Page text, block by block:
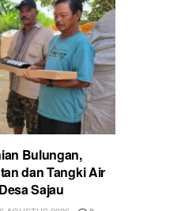
Bulungan,
dan Tangki Air
Sajau